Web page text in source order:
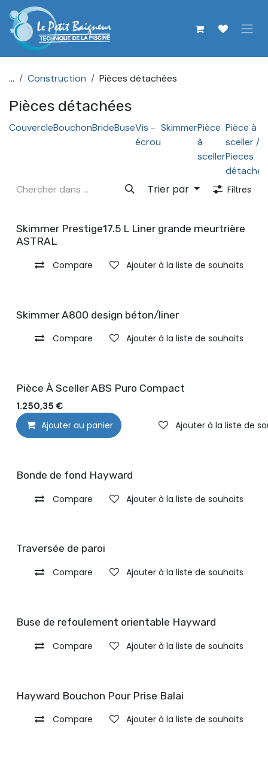
Se rendre au contenu
... Construction Pièces détachées
Pièces détachées
CouvercleBouchonBrideBuseVis -
écrou
SkimmerPièce
à
sceller
Pièce à
sceller /
Pieces
Trier par Filtres
Skimmer Prestige17.5 L Liner grande meurtrière
ASTRAL
Compare
Ajouter à la liste de souhaits
Skimmer A800 design béton/liner
Compare
Ajouter à la liste de souhaits
Pièce À Sceller ABS Puro Compact
1.250,35 €
Ajouter au panier
Ajouter à la liste de
Bonde de fond Hayward
Compare
Ajouter à la liste de souhaits
Traversée de paroi
Compare
Ajouter à la liste de souhaits
Buse de refoulement orientable Hayward
Compare
Ajouter à la liste de souhaits
Hayward Bouchon Pour Prise Balai
Compare
Ajouter à la liste de souhaits